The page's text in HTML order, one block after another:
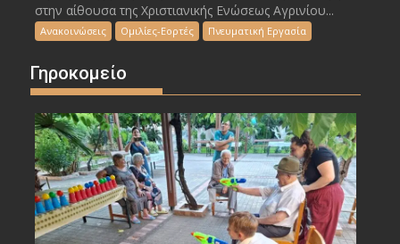
στην αίθουσα της Χριστιανικής Ενώσεως Αγρινίου...
Ανακοινώσεις Ομιλίες-Εορτές Πνευματική Εργασία
Γηροκομείο